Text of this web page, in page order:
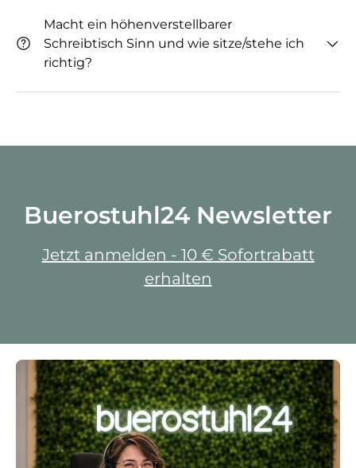
Macht ein höhenverstellbarer
Schreibtisch Sinn und wie sitze/stehe ich
richtig?
Buerostuhl24 Newsletter
Jetzt anmelden - 10 € Sofortrabatt
erhalten